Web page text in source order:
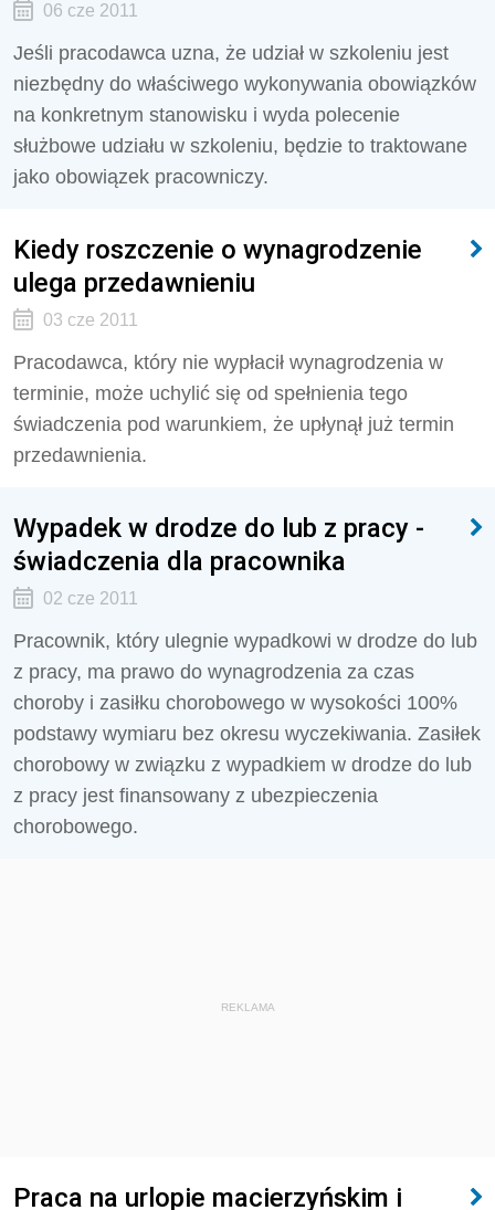
06 cze 2011
Jeśli pracodawca uzna, że udział w szkoleniu jest
niezbędny do właściwego wykonywania obowiązków
na konkretnym stanowisku i wyda polecenie
służbowe udziału w szkoleniu, będzie to traktowane
jako obowiązek pracowniczy.
Kiedy roszczenie o wynagrodzenie
ulega przedawnieniu
03 cze 2011
Pracodawca, który nie wypłacił wynagrodzenia w
terminie, może uchylić się od spełnienia tego
świadczenia pod warunkiem, że upłynął już termin
przedawnienia.
Wypadek w drodze do lub z pracy -
świadczenia dla pracownika
02 cze 2011
Pracownik, który ulegnie wypadkowi w drodze do lub
z pracy, ma prawo do wynagrodzenia za czas
choroby i zasiłku chorobowego w wysokości 100%
podstawy wymiaru bez okresu wyczekiwania. Zasiłek
chorobowy w związku z wypadkiem w drodze do lub
z pracy jest finansowany z ubezpieczenia
chorobowego.
REKLAMA
Praca na urlopie macierzyńskim i